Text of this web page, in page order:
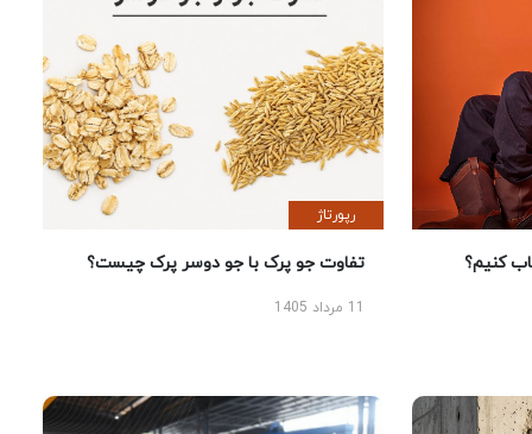
کنیم؟
رپورتاژ
تفاوت جو پرک با جو دوسر پرک چیست؟